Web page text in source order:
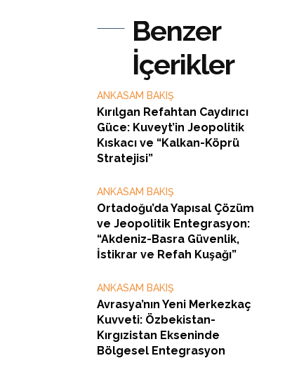
Benzer
İçerikler
ANKASAM BAKIŞ
Kırılgan Refahtan Caydırıcı
Güce: Kuveyt’in Jeopolitik
Kıskacı ve “Kalkan-Köprü
Stratejisi”
ANKASAM BAKIŞ
Ortadoğu’da Yapısal Çözüm
ve Jeopolitik Entegrasyon:
“Akdeniz-Basra Güvenlik,
İstikrar ve Refah Kuşağı”
ANKASAM BAKIŞ
Avrasya’nın Yeni Merkezkaç
Kuvveti: Özbekistan-
Kırgızistan Ekseninde
Bölgesel Entegrasyon